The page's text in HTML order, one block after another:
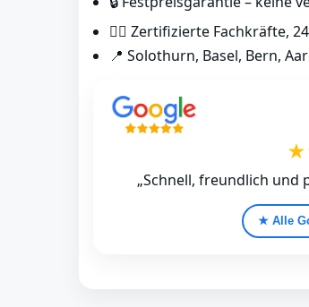
👷‍♂️ Zertifizierte Fachkräfte,
📍 Solothurn, Basel, Bern,
„Schnell, freundlich und
★ Alle